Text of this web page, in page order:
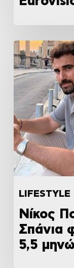
LIFESTYLE
Νίκος
Σπάνια
5,5